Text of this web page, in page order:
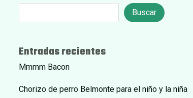
Buscar
Entradas recientes
Mmmm Bacon
Chorizo de perro Belmonte para el niño y la niña